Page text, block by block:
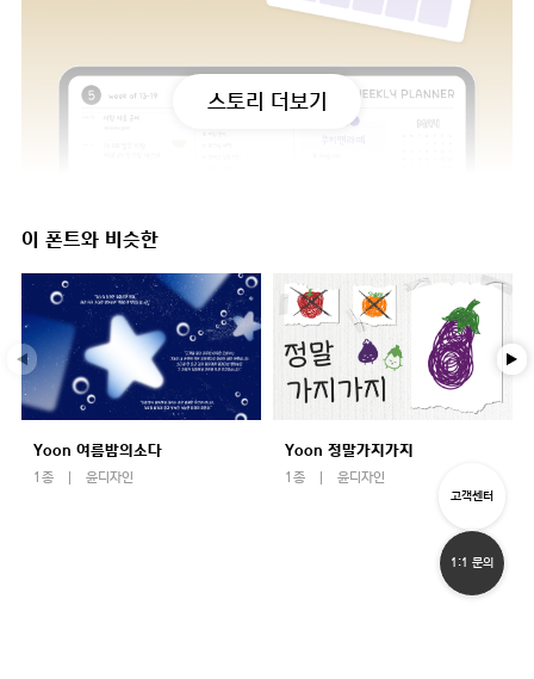
스토리 더보기
이 폰트와 비슷한
Yoon 여름밤의소다
1종 윤디자인
Yoon 정말가지가지
1종 윤디자인
고객센터
1:1 문의